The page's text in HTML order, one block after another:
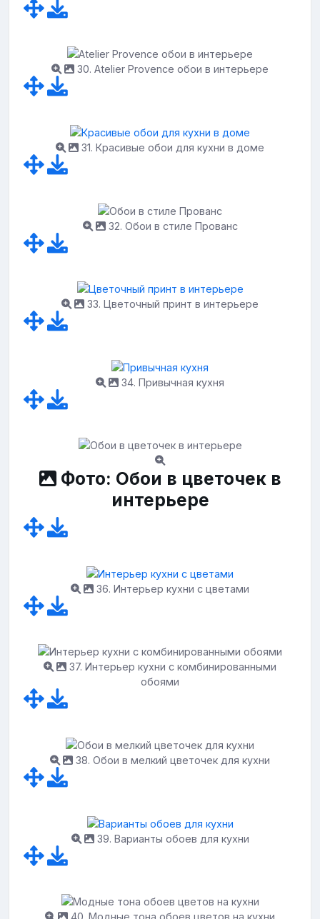
30. Atelier Provence обои в интерьере
31. Красивые обои для кухни в доме
32. Обои в стиле Прованс
33. Цветочный принт в интерьере
34. Привычная кухня
Фото: Обои в цветочек в
интерьере
36. Интерьер кухни с цветами
37. Интерьер кухни с комбинированными
обоями
38. Обои в мелкий цветочек для кухни
39. Варианты обоев для кухни
40. Модные тона обоев цветов на кухни